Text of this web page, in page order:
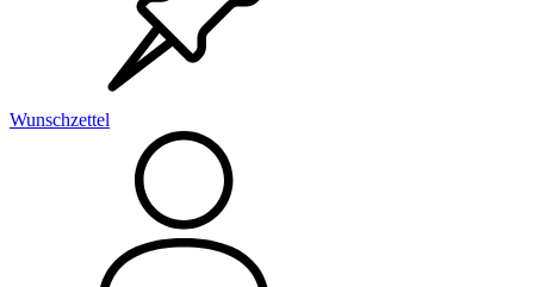
Wunschzettel